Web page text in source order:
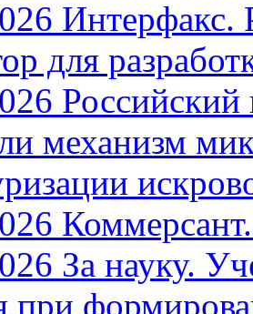
Интерфакс.
для
механизм
За науку.
при